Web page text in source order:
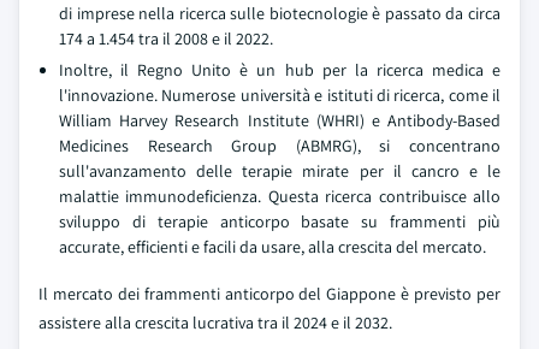
di imprese nella ricerca sulle biotecnologie è passato da circa
174 a 1.454 tra il 2008 e il 2022.
Inoltre, il Regno Unito è un hub per la ricerca medica e
l'innovazione. Numerose università e istituti di ricerca, come il
William Harvey Research Institute (WHRI) e Antibody-Based
Medicines Research Group (ABMRG), si concentrano
sull'avanzamento delle terapie mirate per il cancro e le
malattie immunodeficienza. Questa ricerca contribuisce allo
sviluppo di terapie anticorpo basate su frammenti più
accurate, efficienti e facili da usare, alla crescita del mercato.
Il mercato dei frammenti anticorpo del Giappone è previsto per
assistere alla crescita lucrativa tra il 2024 e il 2032.